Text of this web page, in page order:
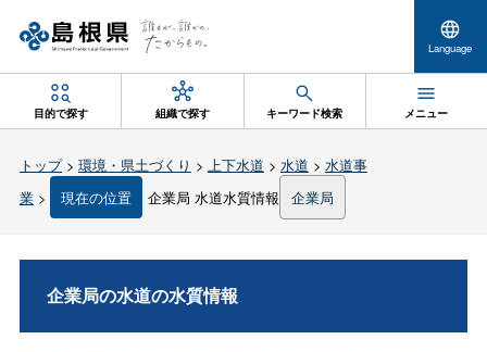
Language
目的で探す 組織で探す キーワード検索 メニュー
トップ> 環境・県土づくり > 上下水道 > 水道 > 水道事
業> 現在の位置 企業局 水道水質情報 企業局
企業局の水道の水質情報